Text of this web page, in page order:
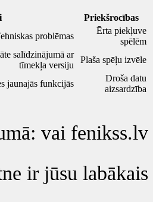
Priekšrocības
Ērta piekļuve
spēlēm
problēmas
Plaša spēļu izvēle
salīdzinājumā ar
tīmekļa versiju
Droša datu
aizsardzība
jaunajās funkcijās
vai fenikss.lv
ir jūsu labākais